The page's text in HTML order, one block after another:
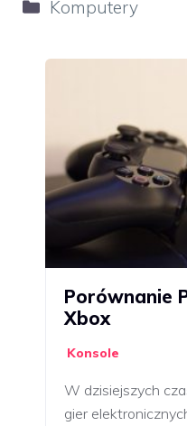
Komputery
Porównanie
Xbox
Konsole
W dzisiejszych
gier